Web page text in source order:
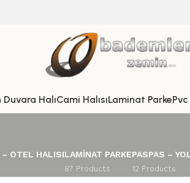
HalıCami HalısıLaminat Parke
– OTEL HALISILAMINAT PARKE
87 Products
PASPAS –
12 Products